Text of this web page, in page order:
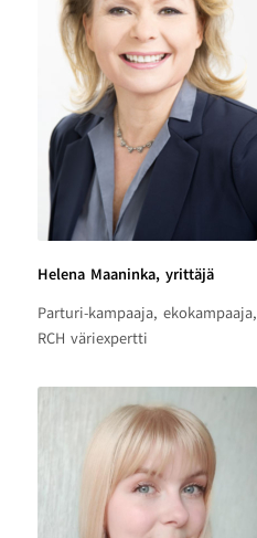
Helena Maaninka, yrittäjä
Parturi-kampaaja, ekokampaaja,
RCH väriexpertti